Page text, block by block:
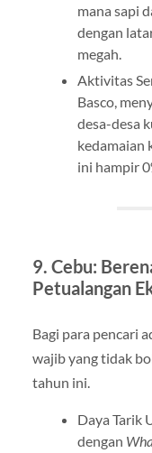
mana sapi
dengan
megah.
Aktivitas
Basco,
desa-desa
kedamaian
ini hampir
9. Cebu:
Petualangan
Bagi para pencari
wajib yang tidak
tahun ini.
Daya Tarik
dengan